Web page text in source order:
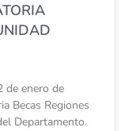
de enero de
Becas Regiones
Departamento.